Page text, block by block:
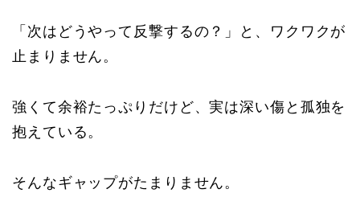
「次はどうやって反撃するの？」と、ワクワクが
止まりません。
強くて余裕たっぷりだけど、実は深い傷と孤独を
抱えている。
そんなギャップがたまりません。